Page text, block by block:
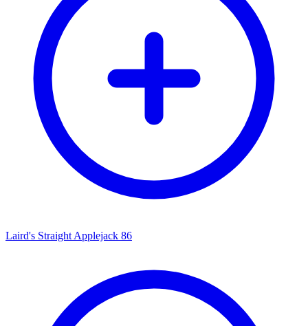
Laird's Straight Applejack 86